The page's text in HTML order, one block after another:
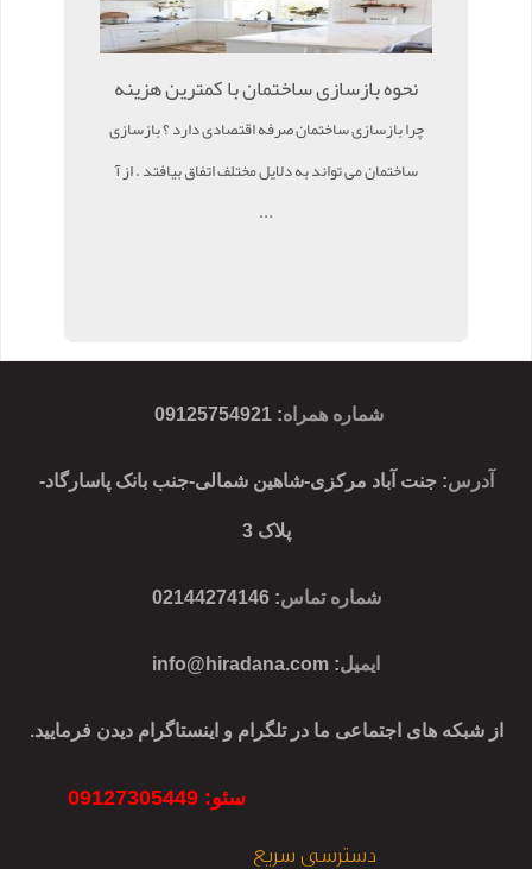
نحوه بازسازی ساختمان با کمترین هزینه
چرا بازسازی ساختمان صرفه اقتصادی دارد ؟ بازسازی
ساختمان می تواند به دلایل مختلف اتفاق بیافتد . از آ
...
شماره همراه:
09125754921
آدرس: جنت آباد مرکزی-شاهین شمالی-جنب بانک پاسارگاد-
پلاک 3
شماره تماس: 02144274146
ایمیل:
info@hiradana.com
از شبکه های اجتماعی ما در تلگرام و اینستاگرام دیدن فرمایید.
سئو: 09127305449
دسترسی سریع